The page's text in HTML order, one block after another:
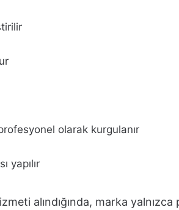
olarak kurgulanır
yapılır
alındığında, marka yalnızca